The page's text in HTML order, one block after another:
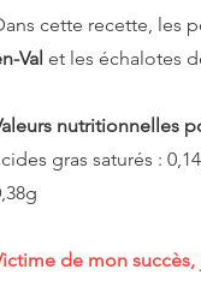
cette recette, les
Val et les échalotes
nutritionnelles
gras saturés :
de mon